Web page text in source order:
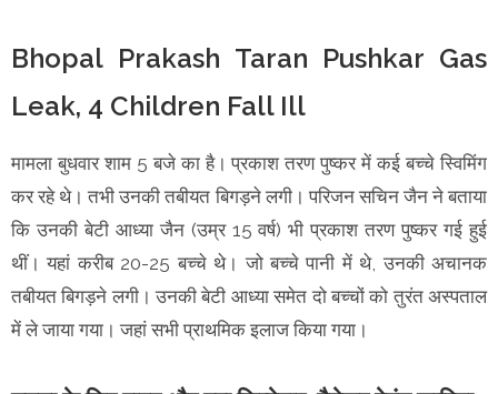
Bhopal Prakash Taran Pushkar Gas
Leak, 4 Children Fall Ill
मामला बुधवार शाम 5 बजे का है। प्रकाश तरण पुष्कर में कई बच्चे स्विमिंग
कर रहे थे। तभी उनकी तबीयत बिगड़ने लगी। परिजन सचिन जैन ने बताया
कि उनकी बेटी आध्या जैन (उम्र 15 वर्ष) भी प्रकाश तरण पुष्कर गई हुई
थीं। यहां करीब 20-25 बच्चे थे। जो बच्चे पानी में थे, उनकी अचानक
तबीयत बिगड़ने लगी। उनकी बेटी आध्या समेत दो बच्चों को तुरंत अस्पताल
में ले जाया गया। जहां सभी प्राथमिक इलाज किया गया।